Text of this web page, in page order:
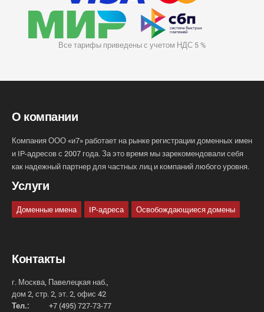
Все тарифы приведены с учетом НДС 5 %
О компании
Компания ООО «и7» работает на рынке регистрации доменных имен
и IP-адресов с 2007 года. За это время мы зарекомендовали себя
как надежный партнер для частных лиц и компаний любого уровня.
Услуги
Доменные имена IP-адреса Освобождающиеся домены
Контакты
г. Москва, Павелецкая наб.,
дом 2, стр. 2, эт. 2, офис 42
Тел.:
+7 (495) 727-73-77